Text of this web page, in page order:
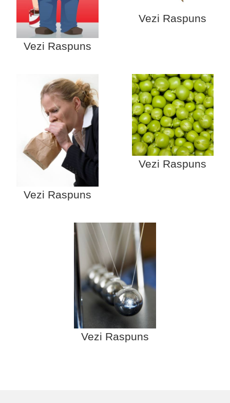
Vezi Raspuns
Vezi Raspuns
Vezi Raspuns
Vezi Raspuns
Vezi Raspuns